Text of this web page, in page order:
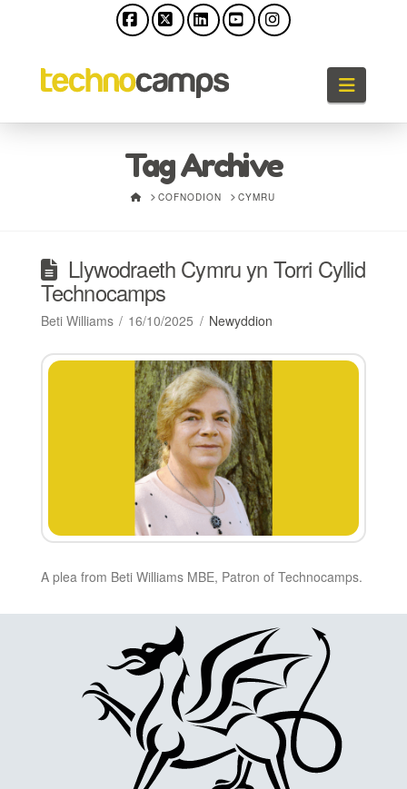
Llywio
Tag Archive
HOMECOFNODION CYMRU
Llywodraeth Cymru yn Torri Cyllid
Technocamps
Beti Williams 16/10/2025 Newyddion
A plea from Beti Williams MBE, Patron of Technocamps.